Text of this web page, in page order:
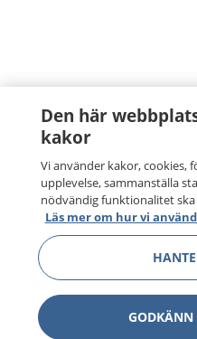
Den här
kakor
Vi använder kakor, cookies,
upplevelse, sammanställa
nödvändig funktionalitet
Läs mer om hur vi